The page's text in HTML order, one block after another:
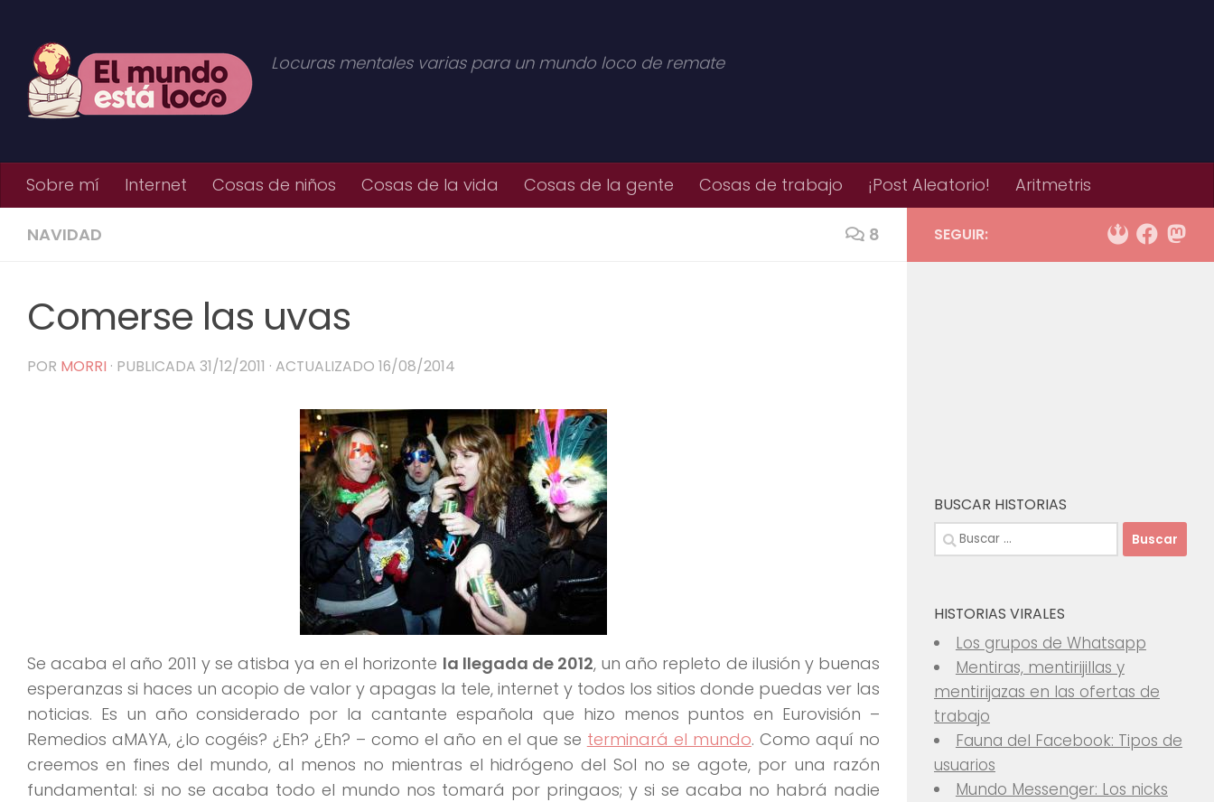
Locuras mentales varias para un mundo loco de remate
Sobre mí Internet Cosas de niños Cosas de la vida Cosas de la gente Cosas de trabajo ¡Post Aleatorio! Aritmetris
NAVIDAD 8
Comerse las uvas
POR MORRI · PUBLICADA 31/12/2011 · ACTUALIZADO 16/08/2014
Se acaba el año 2011 y se atisba ya en el horizonte la llegada de 2012, un año repleto de ilusión y buenas
esperanzas si haces un acopio de valor y apagas la tele, internet y todos los sitios donde puedas ver las
noticias. Es un año considerado por la cantante española que hizo menos puntos en Eurovisión –
Remedios aMAYA, ¿lo cogéis? ¿Eh? ¿Eh? – como el año en el que se terminará el mundo. Como aquí no
creemos en fines del mundo, al menos no mientras el hidrógeno del Sol no se agote, por una razón
fundamental: si no se acaba todo el mundo nos tomará por pringaos; y si se acaba no habrá nadie
SEGUIR:
BUSCAR HISTORIAS
Buscar:
HISTORIAS VIRALES
Los grupos de Whatsapp
Mentiras, mentirijillas y
mentirijazas en las ofertas de
trabajo
Fauna del Facebook: Tipos de
usuarios
Mundo Messenger: Los nicks